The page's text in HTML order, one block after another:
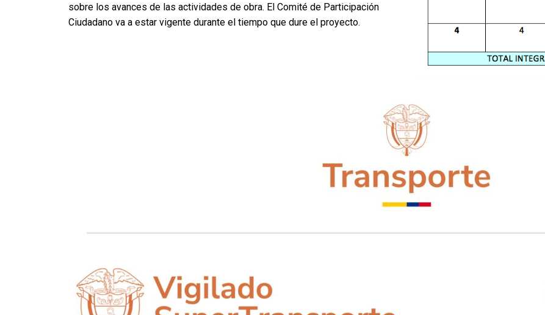
sobre los avances de las actividades de obra. El Comité de Participación
Ciudadano va a estar vigente durante el tiempo que dure el proyecto.